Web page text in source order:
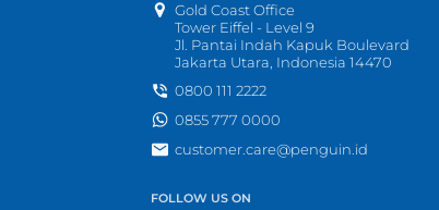
Gold Coast Office
Tower Eiffel - Level 9
Jl. Pantai Indah Kapuk Boulevard
Jakarta Utara, Indonesia 14470
0800 111 2222
0855 777 0000
customer.care@penguin.id
FOLLOW US ON